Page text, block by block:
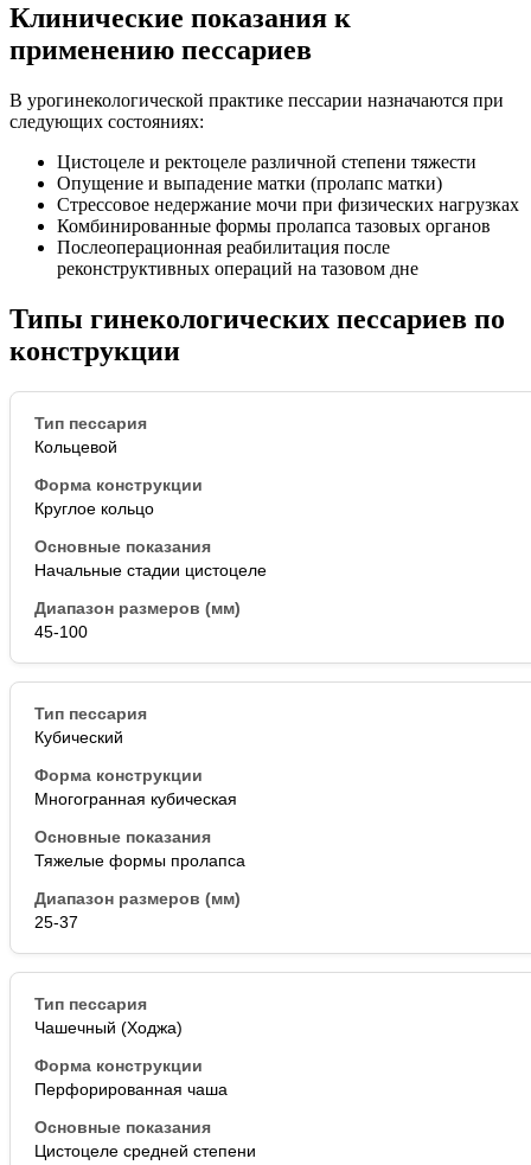
Клинические показания к
применению пессариев
В урогинекологической практике пессарии назначаются при
следующих состояниях:
Цистоцеле и ректоцеле различной степени тяжести
Опущение и выпадение матки (пролапс матки)
Стрессовое недержание мочи при физических нагрузках
Комбинированные формы пролапса тазовых органов
Послеоперационная реабилитация после
реконструктивных операций на тазовом дне
Типы гинекологических пессариев по
конструкции
Кольцевой
Круглое кольцо
Начальные стадии цистоцеле
45-100
Кубический
Многогранная кубическая
Тяжелые формы пролапса
25-37
Чашечный (Ходжа)
Перфорированная чаша
Цистоцеле средней степени